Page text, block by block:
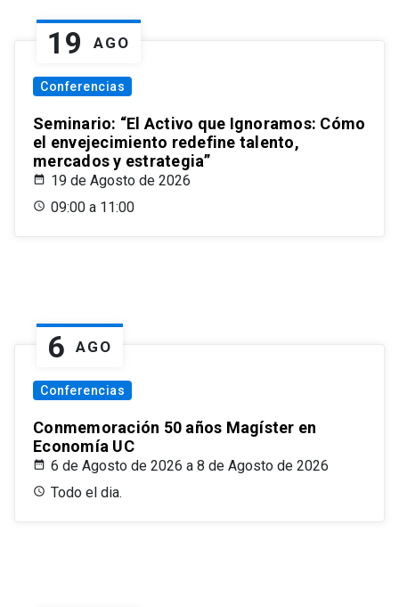
19 AGO
Conferencias
Seminario: “El Activo que Ignoramos: Cómo
el envejecimiento redefine talento,
mercados y estrategia”
19 de Agosto de 2026
09:00 a 11:00
6 AGO
Conferencias
Conmemoración 50 años Magíster en
Economía UC
6 de Agosto de 2026 a 8 de Agosto de 2026
Todo el dia.